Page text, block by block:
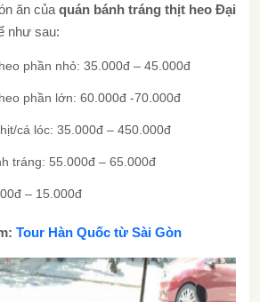
ăn của quán bánh tráng thịt heo Đại
như sau:
phần nhỏ: 35.000đ – 45.000đ
phần lớn: 60.000đ -70.000đ
cá lóc: 35.000đ – 450.000đ
tráng: 55.000đ – 65.000đ
– 15.000đ
Tour Hàn Quốc từ Sài Gòn